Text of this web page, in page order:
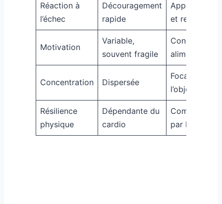
Réaction à
l’échec
Découragement
rapide
et rebond
Motivation
Variable,
souvent fragile
Constante et
alimentée
Concentration Dispersée
Focalisée sur
l’objectif
Résilience
physique
Dépendante du
cardio
Complétée
par l’esprit